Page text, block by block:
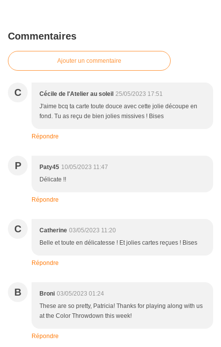
Commentaires
Ajouter un commentaire
C Cécile de l'Atelier au soleil 25/05/2023 17:51
J'aime bcq ta carte toute douce avec cette jolie découpe en
fond. Tu as reçu de bien jolies missives ! Bises
Répondre
P Paty45 10/05/2023 11:47
Délicate !!
Répondre
C Catherine 03/05/2023 11:20
Belle et toute en délicatesse ! Et jolies cartes reçues ! Bises
Répondre
B Broni 03/05/2023 01:24
These are so pretty, Patricia! Thanks for playing along with us
at the Color Throwdown this week!
Répondre